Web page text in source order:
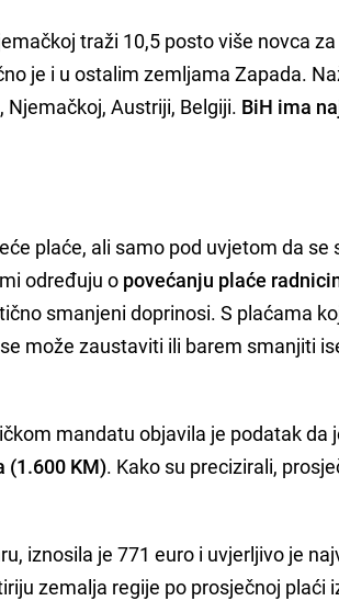
traži 10,5 posto više novca
je i u ostalim zemljama Zapada.
Njemačkoj, Austriji, Belgiji. BiH ima
plaće, ali samo pod uvjetom da
određuju o povećanju plaće
smanjeni doprinosi. S plaćama
može zaustaviti ili barem smanjiti
mandatu objavila je podatak da
(1.600 KM). Kako su precizirali,
iznosila je 771 euro i uvjerljivo je
zemalja regije po prosječnoj plaći